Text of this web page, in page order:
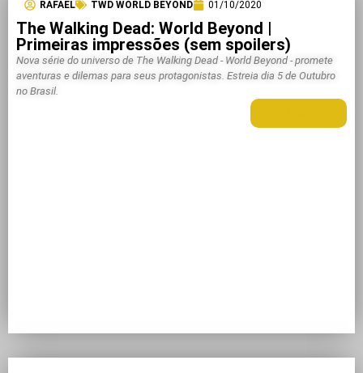
RAFAEL TWD WORLD BEYOND 01/10/2020
The Walking Dead: World Beyond |
Primeiras impressões (sem spoilers)
Nova série do universo de The Walking Dead - World Beyond - promete
aventuras e dilemas para seus protagonistas. Estreia dia 5 de Outubro
no Brasil.